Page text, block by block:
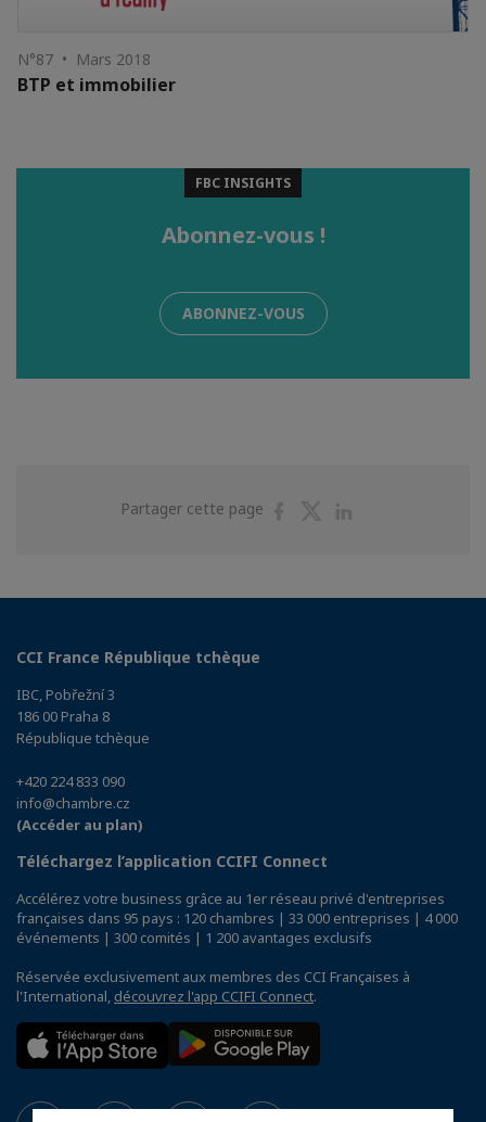
N°87 • Mars 2018
BTP et immobilier
FBC INSIGHTS
Abonnez-vous !
ABONNEZ-VOUS
Partager cette page
PartagerPartager
CCI France République tchèque
IBC, Pobřežní 3
186 00 Praha 8
République tchèque
+420 224 833 090
info@chambre.cz
(Accéder au plan)
Téléchargez l’application CCIFI Connect
Accélérez votre business grâce au 1er réseau privé d'entreprises
françaises dans 95 pays : 120 chambres | 33 000 entreprises | 4 000
événements | 300 comités | 1 200 avantages exclusifs
Réservée exclusivement aux membres des CCI Françaises à
l'International, découvrez l'app CCIFI Connect.